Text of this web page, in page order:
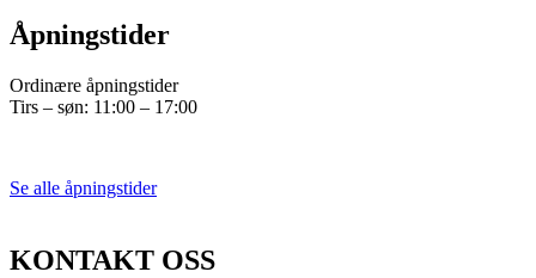
Åpningstider
Ordinære åpningstider
Tirs – søn: 11:00 – 17:00
Se alle åpningstider
KONTAKT OSS